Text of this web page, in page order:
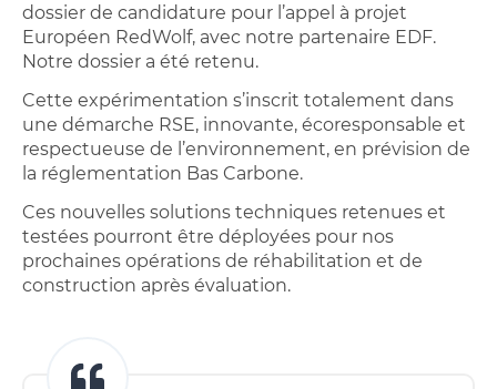
dossier de candidature pour l’appel à projet
Européen RedWolf, avec notre partenaire EDF.
Notre dossier a été retenu.
Cette expérimentation s’inscrit totalement dans
une démarche RSE, innovante, écoresponsable et
respectueuse de l’environnement, en prévision de
la réglementation Bas Carbone.
Ces nouvelles solutions techniques retenues et
testées pourront être déployées pour nos
prochaines opérations de réhabilitation et de
construction après évaluation.